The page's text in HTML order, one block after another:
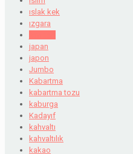
ıslak kek
ızgara
japan
japon
Jumbo
Kabartma
kabartma tozu
kaburga
Kadayıf
kahvaltı
kahvaltılık
kakao